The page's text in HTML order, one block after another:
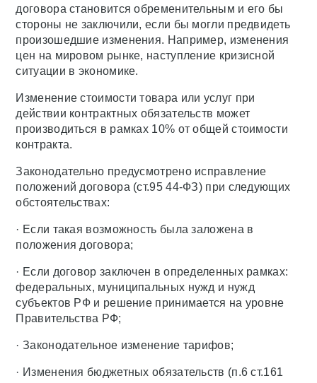
договора становится обременительным и его бы
стороны не заключили, если бы могли предвидеть
произошедшие изменения. Например, изменения
цен на мировом рынке, наступление кризисной
ситуации в экономике.
Изменение стоимости товара или услуг при
действии контрактных обязательств может
производиться в рамках 10% от общей стоимости
контракта.
Законодательно предусмотрено исправление
положений договора (ст.95 44-ФЗ) при следующих
обстоятельствах:
· Если такая возможность была заложена в
положения договора;
· Если договор заключен в определенных рамках:
федеральных, муниципальных нужд и нужд
субъектов РФ и решение принимается на уровне
Правительства РФ;
· Законодательное изменение тарифов;
· Изменения бюджетных обязательств (п.6 ст.161